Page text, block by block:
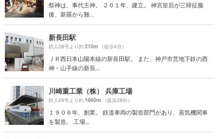
祭神は、事代主神。 ２０１年、建立。 神宮皇后が三韓征服
後、新羅から難...
新長田駅
鉄人28号より約210m （徒歩4分）
ＪＲ西日本山陽本線の新長田駅。 また、神戸市営地下鉄の西
神・山手線の新長...
川崎重工業（株） 兵庫工場
鉄人28号より約1660m （徒歩28分）
１９０６年、創業。 鉄道車両の製造部門があり、蒸気機関車
を製造。 工場...